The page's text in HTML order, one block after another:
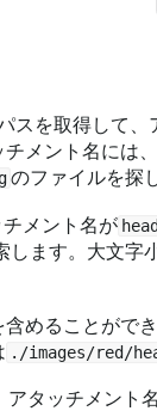
スを取得して
メント名には
のファイルを探
メント名が head
します。大文字
めることがで
./images/red/
アタッチメント